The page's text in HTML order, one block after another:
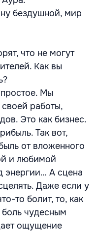
бездушной, мир
что не могут
Как вы
Мы
работы,
Это как бизнес.
Так вот,
от вложенного
и любимой
энергии… А сцена
Даже если у
то болит, то, как
чудесным
ощущение